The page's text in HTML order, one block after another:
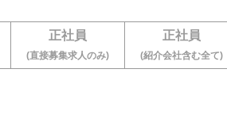
正社員
(直接募集求人のみ)
正社員
(紹介会社含む全て)